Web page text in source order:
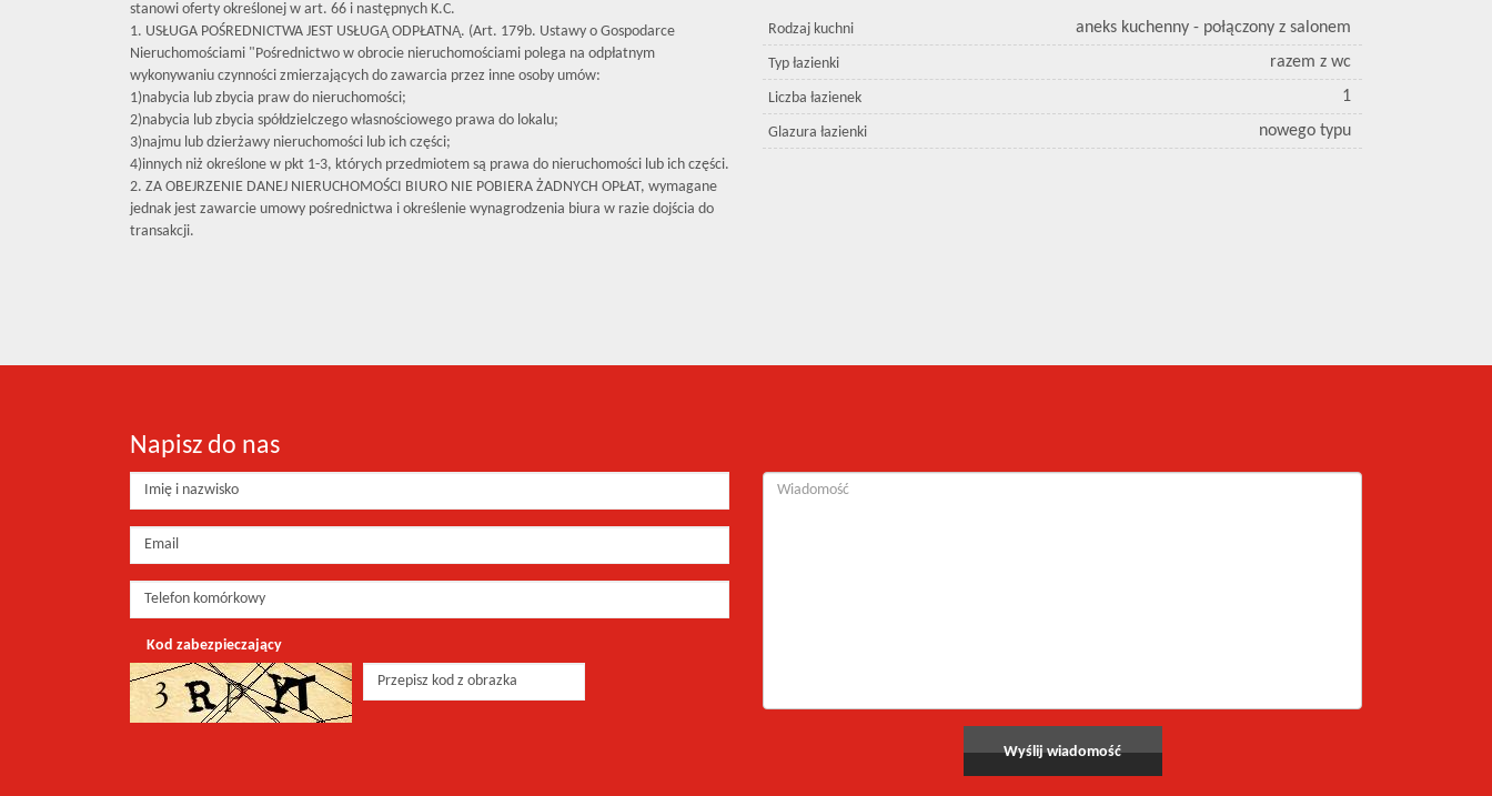
stanowi oferty określonej w art. 66 i następnych K.C.
1. USŁUGA POŚREDNICTWA JEST USŁUGĄ ODPŁATNĄ. (Art. 179b. Ustawy o Gospodarce
Nieruchomościami "Pośrednictwo w obrocie nieruchomościami polega na odpłatnym
wykonywaniu czynności zmierzających do zawarcia przez inne osoby umów:
1)nabycia lub zbycia praw do nieruchomości;
2)nabycia lub zbycia spółdzielczego własnościowego prawa do lokalu;
3)najmu lub dzierżawy nieruchomości lub ich części;
4)innych niż określone w pkt 1-3, których przedmiotem są prawa do nieruchomości lub ich części.
2. ZA OBEJRZENIE DANEJ NIERUCHOMOŚCI BIURO NIE POBIERA ŻADNYCH OPŁAT, wymagane
jednak jest zawarcie umowy pośrednictwa i określenie wynagrodzenia biura w razie dojścia do
transakcji.
Rodzaj kuchni aneks kuchenny - połączony z salonem
Typ łazienki razem z wc
Liczba łazienek 1
Glazura łazienki nowego typu
Napisz do nas
Kod zabezpieczający